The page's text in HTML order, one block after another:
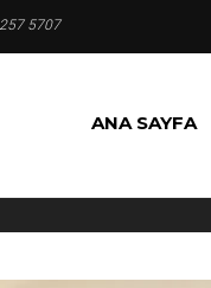
5707
ANA SAYFA